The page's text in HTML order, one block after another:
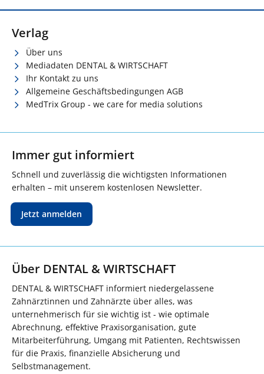
Verlag
Über uns
Mediadaten DENTAL & WIRTSCHAFT
Ihr Kontakt zu uns
Allgemeine Geschäftsbedingungen AGB
MedTrix Group - we care for media solutions
Immer gut informiert
Schnell und zuverlässig die wichtigsten Informationen
erhalten – mit unserem kostenlosen Newsletter.
Jetzt anmelden
Über DENTAL & WIRTSCHAFT
DENTAL & WIRTSCHAFT informiert niedergelassene
Zahnärztinnen und Zahnärzte über alles, was
unternehmerisch für sie wichtig ist - wie optimale
Abrechnung, effektive Praxisorganisation, gute
Mitarbeiterführung, Umgang mit Patienten, Rechtswissen
für die Praxis, finanzielle Absicherung und
Selbstmanagement.